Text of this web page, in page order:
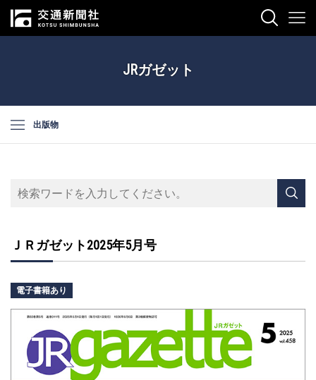
JRガゼット
出版物
ＪＲガゼット2025年5月号
電子書籍あり